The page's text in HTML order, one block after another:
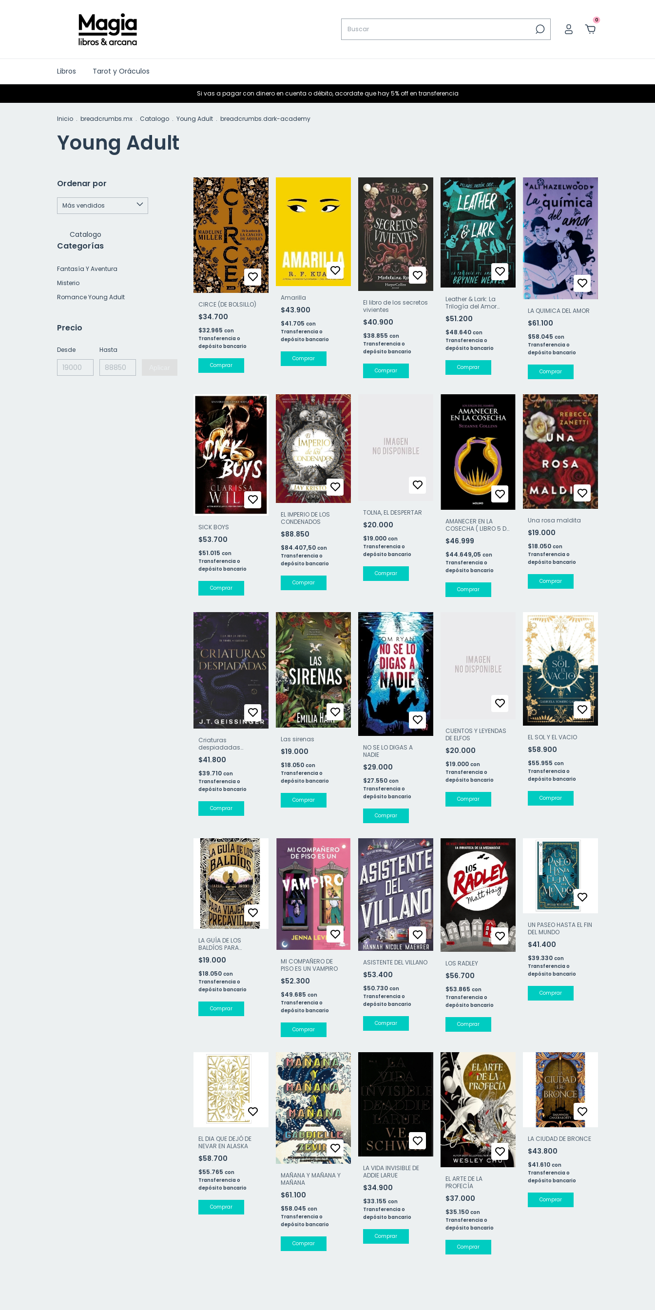
0
Libros Tarot y Oráculos
Si vas a pagar con dinero en cuenta o débito, acordate que hay 5% off en transferencia
Inicio . breadcrumbs.mx . Catalogo . Young Adult . breadcrumbs.dark-academy
Young Adult
Ordenar por
Catalogo
Categorías
Fantasía Y Aventura
Misterio
Romance Young Adult
Precio
Desde Hasta
CIRCE (DE BOLSILLO)
$34.700
$32.965 con
Transferencia o
depósito bancario
Amarilla
$43.900
$41.705 con
Transferencia o
depósito bancario
El libro de los secretos
vivientes
$40.900
$38.855 con
Transferencia o
depósito bancario
Leather & Lark: La
Trilogía del Amor
$51.200
$48.640 con
Transferencia o
depósito bancario
LA QUIMICA DEL AMOR
$61.100
$58.045 con
Transferencia o
depósito bancario
SICK BOYS
$53.700
$51.015 con
Transferencia o
depósito bancario
EL IMPERIO DE LOS
CONDENADOS
$88.850
$84.407,50 con
Transferencia o
depósito bancario
TOLNA, EL DESPERTAR
$20.000
$19.000 con
Transferencia o
depósito bancario
AMANECER EN LA
COSECHA ( LIBRO 5 DE
HAMBRE )
$46.999
$44.649,05 con
Transferencia o
depósito bancario
Una rosa maldita
$19.000
$18.050 con
Transferencia o
depósito bancario
Criaturas
despiadadas
1)
$41.800
$39.710 con
Transferencia o
depósito bancario
Las sirenas
$19.000
$18.050 con
Transferencia o
depósito bancario
NO SE LO DIGAS A
NADIE
$29.000
$27.550 con
Transferencia o
depósito bancario
CUENTOS Y LEYENDAS
DE ELFOS
$20.000
$19.000 con
Transferencia o
depósito bancario
EL SOL Y EL VACIO
$58.900
$55.955 con
Transferencia o
depósito bancario
LA GUÍA DE LOS
BALDÍOS PARA
$19.000
$18.050 con
Transferencia o
depósito bancario
MI COMPAÑERO DE
PISO ES UN VAMPIRO
$52.300
$49.685 con
Transferencia o
depósito bancario
ASISTENTE DEL VILLANO
$53.400
$50.730 con
Transferencia o
depósito bancario
LOS RADLEY
$56.700
$53.865 con
Transferencia o
depósito bancario
UN PASEO HASTA EL FIN
DEL MUNDO
$41.400
$39.330 con
Transferencia o
depósito bancario
EL DIA QUE DEJÓ DE
NEVAR EN ALASKA
$58.700
$55.765 con
Transferencia o
depósito bancario
MAÑANA Y MAÑANA Y
MAÑANA
$61.100
$58.045 con
Transferencia o
depósito bancario
LA VIDA INVISIBLE DE
ADDIE LARUE
$34.900
$33.155 con
Transferencia o
depósito bancario
EL ARTE DE LA
PROFECÍA
$37.000
$35.150 con
Transferencia o
depósito bancario
LA CIUDAD DE BRONCE
$43.800
$41.610 con
Transferencia o
depósito bancario